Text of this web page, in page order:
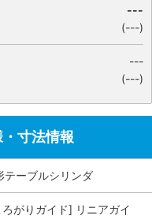
---
(---)
---
(---)
寸法情報
テーブルシリンダ
がりガイド] リニアガイ